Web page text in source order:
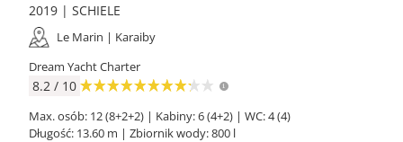
2019 | SCHIELE
Le Marin | Karaiby
Dream Yacht Charter
8.2 / 10
Max. osób: 12 (8+2+2) | Kabiny: 6 (4+2) | WC: 4 (4)
Długość: 13.60 m | Zbiornik wody: 800 l